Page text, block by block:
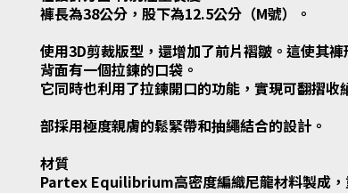
褲長為38公分，股下為12.5公分（M號）。
使用3D剪裁版型，還增加了前片褶皺。這使其
背面有一個拉鍊的口袋。
它同時也利用了拉鍊開口的功能，實現可翻摺收
部採用極度親膚的鬆緊帶和抽繩結合的設計。
材質
Partex Equilibrium高密度編織尼龍材料製成，